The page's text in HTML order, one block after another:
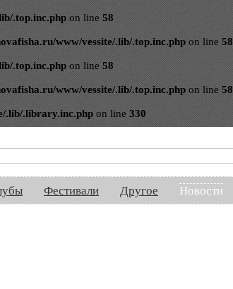
.top.inc.php on line 58
www/vessite/.lib/.top.inc.php on line 58
.top.inc.php on line 58
www/vessite/.lib/.top.inc.php on line 58
.lib/.library.inc.php on line 330
Фестивали Другое Новости